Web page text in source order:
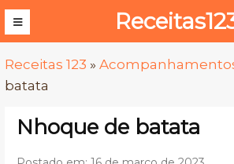
Receitas 123 »
batata
Nhoque de batata